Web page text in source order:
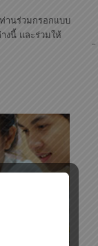
านร่วมกรอกแบบ
งนี้ และร่วมให้